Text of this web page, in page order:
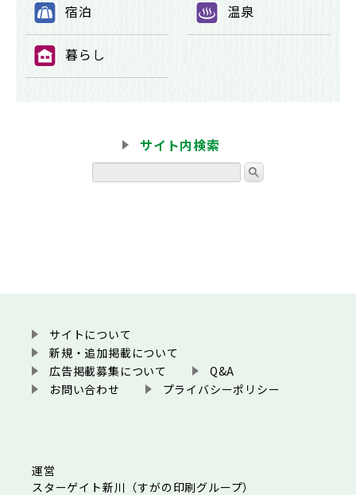
⑨ 宿泊 ⑩ 温泉
⑪ 暮らし
サイト内検索
サイトについて
新規・追加掲載について
広告掲載募集について
Q&A
お問い合わせ
プライバシーポリシー
運営
スターゲイト新川（すがの印刷グループ）